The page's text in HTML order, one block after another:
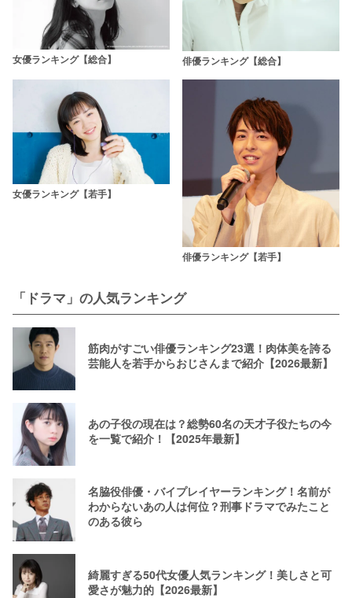
女優ランキング【総合】 俳優ランキング【総合】
女優ランキング【若手】
俳優ランキング【若手】
「ドラマ」の人気ランキング
筋肉がすごい俳優ランキング23選！肉体美を誇る
芸能人を若手からおじさんまで紹介【2026最新】
あの子役の現在は？総勢60名の天才子役たちの今
を一覧で紹介！【2025年最新】
名脇役俳優・バイプレイヤーランキング！名前が
わからないあの人は何位？刑事ドラマでみたこと
のある彼ら
綺麗すぎる50代女優人気ランキング！美しさと可
愛さが魅力的【2026最新】